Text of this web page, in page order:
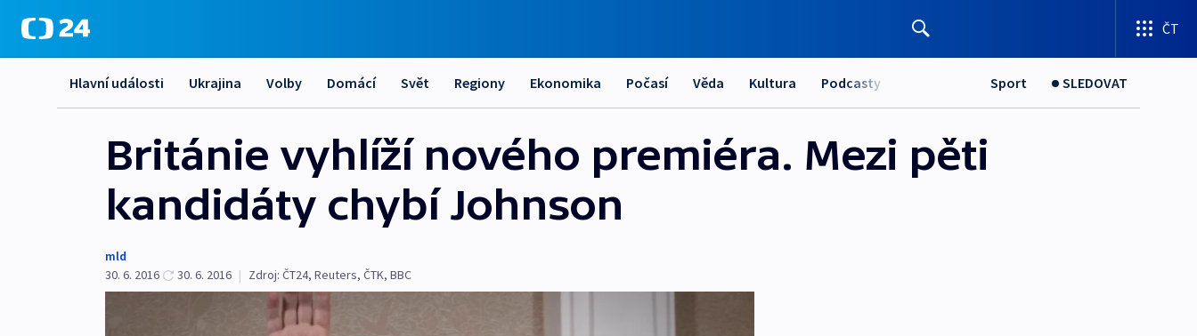
ČT
Hlavní události Ukrajina Volby Domácí Svět Regiony Ekonomika Počasí Věda Kultura Podcasty Sport SLEDOVAT
Británie vyhlíží nového premiéra. Mezi pěti
kandidáty chybí Johnson
mld
30. 6. 2016
30. 6. 2016 | Zdroj: ČT24, Reuters, ČTK, BBC